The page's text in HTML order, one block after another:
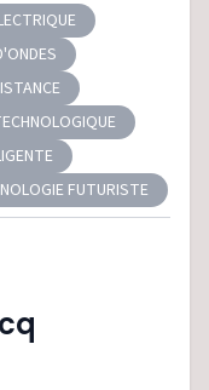
FUTURISTE